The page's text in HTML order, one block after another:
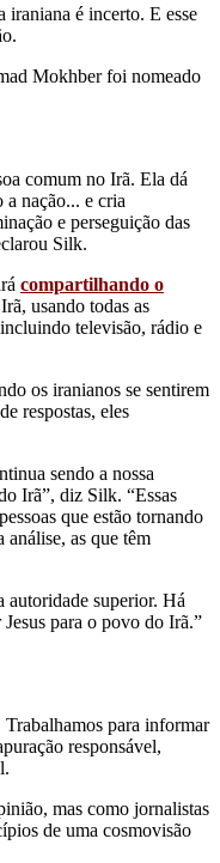
iraniana é incerto. E esse
Mokhber foi nomeado
comum no Irã. Ela dá
a nação... e cria
e perseguição das
Silk.
compartilhando o
usando todas as
televisão, rádio e
os iranianos se sentirem
respostas, eles
sendo a nossa
Irã”, diz Silk. “Essas
que estão tornando
análise, as que têm
superior. Há
para o povo do Irã.”
para informar
responsável,
mas como jornalistas
de uma cosmovisão